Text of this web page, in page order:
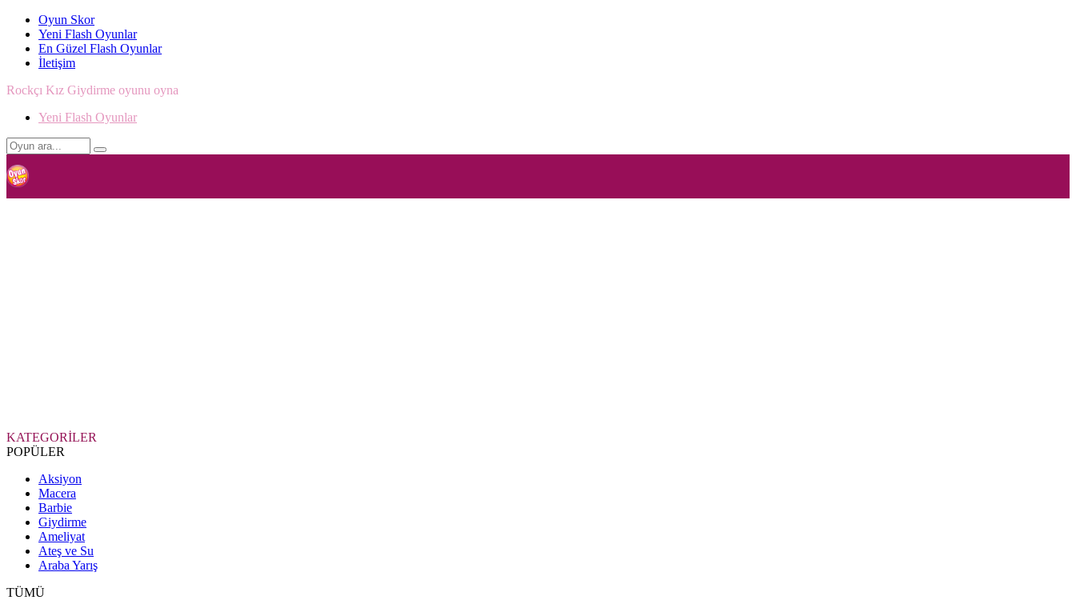
Oyun Skor
Yeni Flash Oyunlar
En Güzel Flash Oyunlar
İletişim
Rockçı Kız Giydirme oyunu oyna
Yeni Flash Oyunlar
KATEGORİLER
POPÜLER
Aksiyon
Macera
Barbie
Giydirme
Ameliyat
Ateş ve Su
Araba Yarış
TÜMÜ